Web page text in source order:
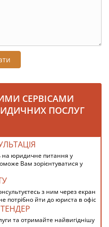
СЕРВІСАМИ
ПОСЛУГ
на юридичне питання у
Вам зорієнтуватися у
з ним через екран
потрібно йти до юриста в офіс
та отримайте найвигіднішу